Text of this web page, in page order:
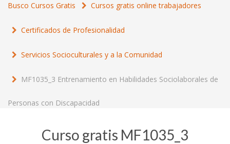
Busco Cursos Gratis Cursos gratis online trabajadores
Certificados de Profesionalidad
Servicios Socioculturales y a la Comunidad
MF1035_3 Entrenamiento en Habilidades Sociolaborales de
Personas con Discapacidad
Curso gratis MF1035_3